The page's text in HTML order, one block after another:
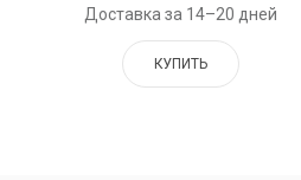
Доставка за 14–20 дней
КУПИТЬ